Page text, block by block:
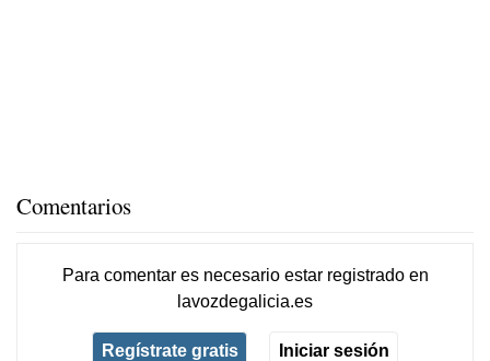
Comentarios
Para comentar es necesario estar registradoen
lavozdegalicia.es
Regístrate gratis Iniciar sesión